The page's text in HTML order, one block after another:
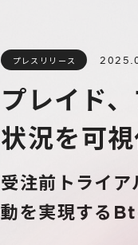
プレスリリース
プレイド
状況を可
受注前トライ
動を実現する